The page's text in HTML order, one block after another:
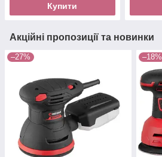
Купити
Акційні пропозиції та новинки
–27% –18%